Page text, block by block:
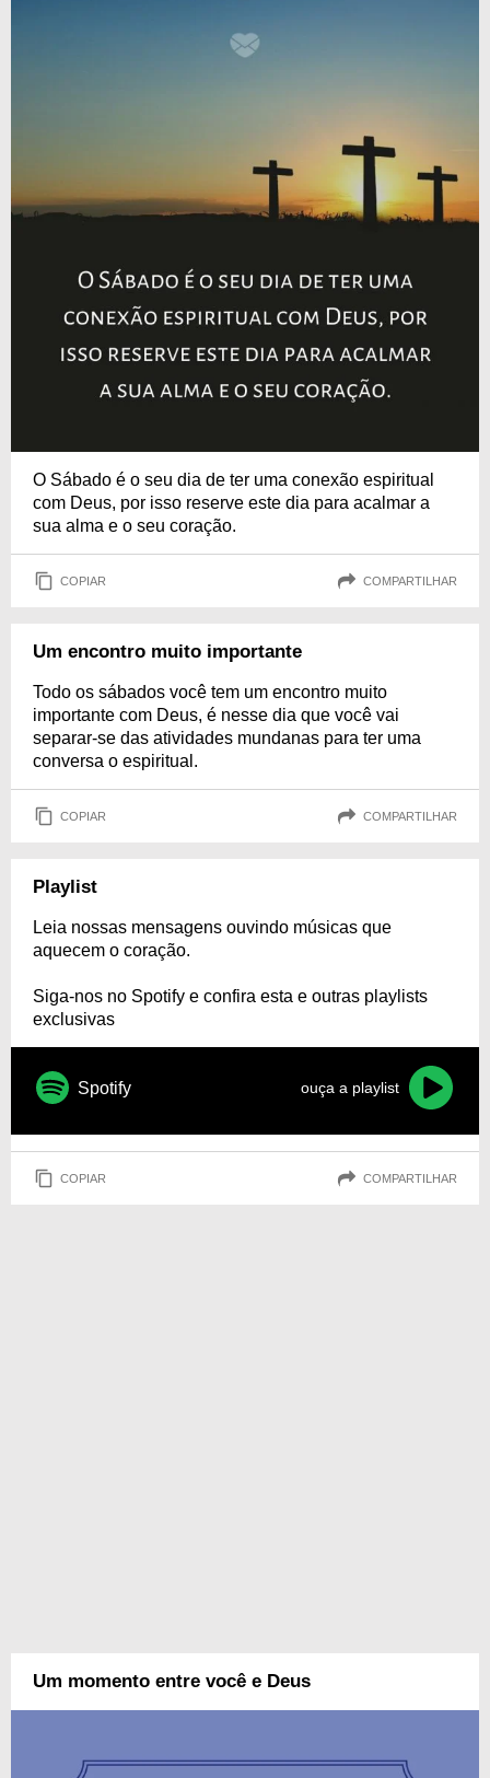
O Sábado é o seu dia de ter uma conexão espiritual
com Deus, por isso reserve este dia para acalmar a
sua alma e o seu coração.
COPIAR COMPARTILHAR
Um encontro muito importante
Todo os sábados você tem um encontro muito
importante com Deus, é nesse dia que você vai
separar-se das atividades mundanas para ter uma
conversa o espiritual.
COPIAR COMPARTILHAR
Playlist
Leia nossas mensagens ouvindo músicas que
aquecem o coração.
Siga-nos no Spotify e confira esta e outras playlists
exclusivas
Spotify ouça a playlist
COPIAR COMPARTILHAR
Um momento entre você e Deus